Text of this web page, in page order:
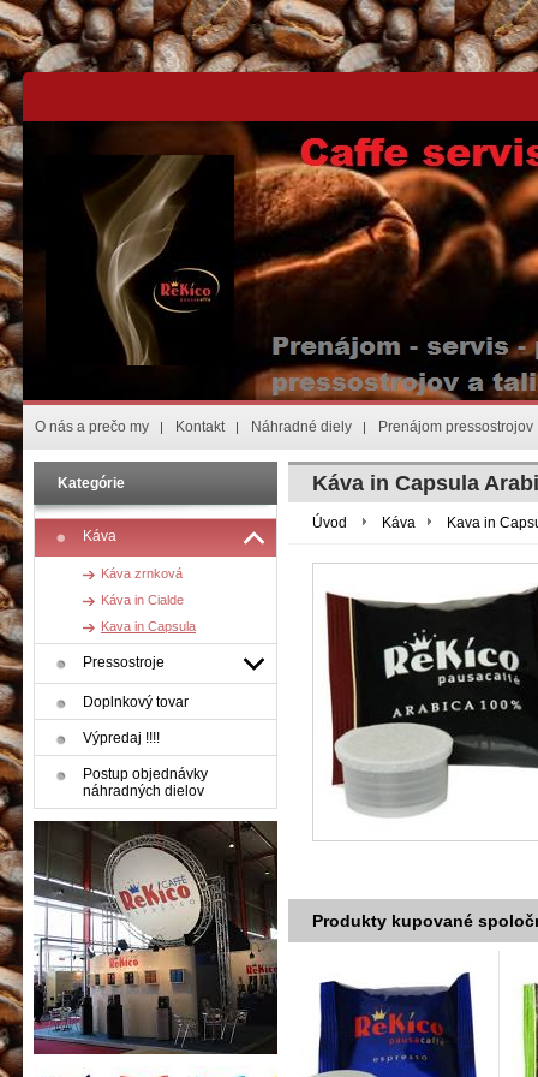
O nás a prečo my Kontakt Náhradné diely Prenájom pressostrojov
Kategórie
Káva
Káva zrnková
Káva in Cialde
Kava in Capsula
Pressostroje
Doplnkový tovar
Výpredaj !!!!
Postup objednávky
náhradných dielov
Káva in Capsula
Úvod Káva Kava in
Produkty kupované